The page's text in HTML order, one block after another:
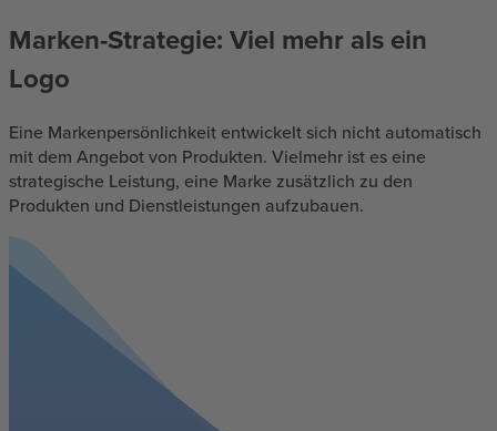
Marken-Strategie: Viel mehr als ein
Logo
Eine Markenpersönlichkeit entwickelt sich nicht automatisch
mit dem Angebot von Produkten. Vielmehr ist es eine
strategische Leistung, eine Marke zusätzlich zu den
Produkten und Dienstleistungen aufzubauen.